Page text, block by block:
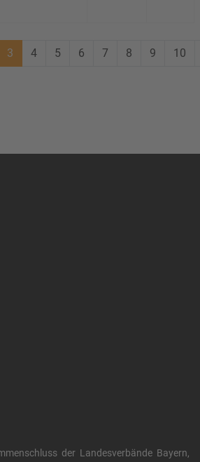
Seite 3 von 17
3 4 5 6 7 8 9 10
der Landesverbände Bayern,